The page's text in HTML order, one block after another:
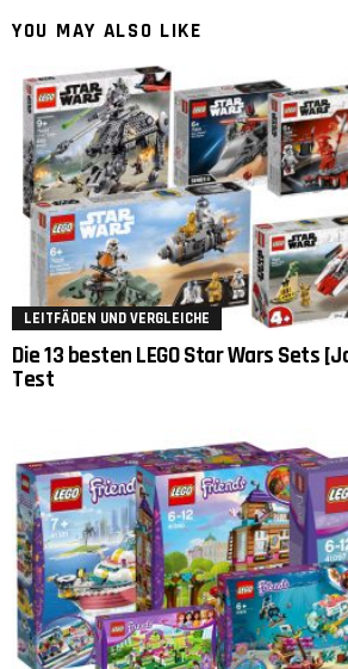
YOU MAY ALSO LIKE
LEITFÄDEN UND VERGLEICHE
Die 13 besten LEGO Star Wars Sets
Test